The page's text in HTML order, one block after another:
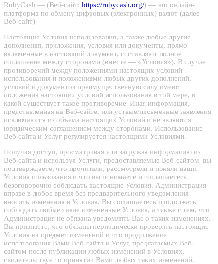
RubyCash — (Веб-сайт: https://rubycash.org/) — это онлайн-
платформа по обмену цифровых (электронных) валют (далее –
Веб-сайт).
Настоящие Условия использования, а также любые другие
дополнения, приложения, условия или документы, прямо
включенные в настоящий документ, составляют полное
соглашение между сторонами (вместе — «Условия»). В случае
противоречий между положениями настоящих условий
использования и положениями любых других дополнений,
условий и документов преимущественную силу имеют
положения настоящих условий использования в той мере, в
какой существует такое противоречие. Иная информация,
представленная на Веб-сайте, или устные/письменные заявления
исключаются из объема настоящих Условий и не являются
юридическим соглашением между сторонами. Использование
Веб-сайта и Услуг регулируется настоящими Условиями.
Получая доступ, просматривая или загружая информацию из
Веб-сайта и используя Услуги, предоставляемые Веб-сайтом, вы
подтверждаете, что прочитали, рассмотрели и поняли наши
Условия пользования и что вы понимаете и соглашаетесь
безоговорочно соблюдать настоящие Условия. Администрация
вправе в любое время без предварительного уведомления
вносить изменения в Условия. Вы соглашаетесь продолжать
соблюдать любые такие измененные Условия, а также с тем, что
Администрация не обязана уведомлять Вас о таких изменениях.
Вы признаете, что обязаны периодически проверять настоящие
Условия на предмет изменений и что продолжение
использования Вами Веб-сайта и Услуг, предлагаемых Веб-
сайтом после публикации любых изменений в Условиях,
свидетельствует о принятии Вами любых таких изменений.